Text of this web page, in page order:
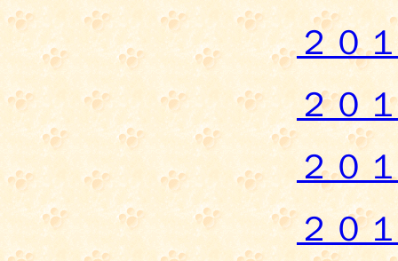
２０
２０
２０
２０